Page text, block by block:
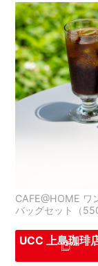
CAFE@HOME ワ
バッグセット（
UCC 上島珈琲